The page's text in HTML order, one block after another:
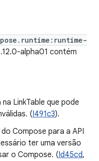
alpha01 contém
LinkTable que pode
(I491c3).
Compose para a API
ter uma versão
o Compose. (Id45cd,